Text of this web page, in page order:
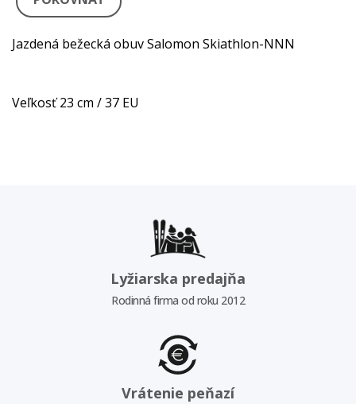
Jazdená bežecká obuv Salomon Skiathlon-NNN
Veľkosť 23 cm / 37 EU
Lyžiarska predajňa
Rodinná firma od roku 2012
Vrátenie peňazí